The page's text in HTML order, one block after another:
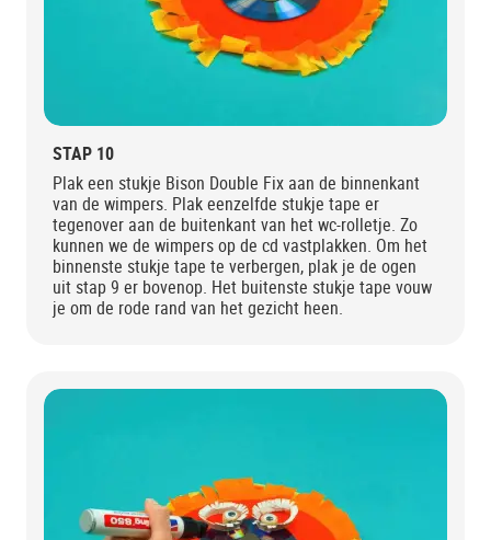
STAP 10
Plak een stukje Bison Double Fix aan de binnenkant
van de wimpers. Plak eenzelfde stukje tape er
tegenover aan de buitenkant van het wc-rolletje. Zo
kunnen we de wimpers op de cd vastplakken. Om het
binnenste stukje tape te verbergen, plak je de ogen
uit stap 9 er bovenop. Het buitenste stukje tape vouw
je om de rode rand van het gezicht heen.